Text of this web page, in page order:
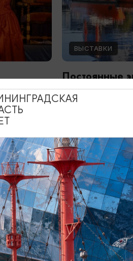
в 17:00
ул.
ВЫСТАВКИ
Постоянные
Мирового